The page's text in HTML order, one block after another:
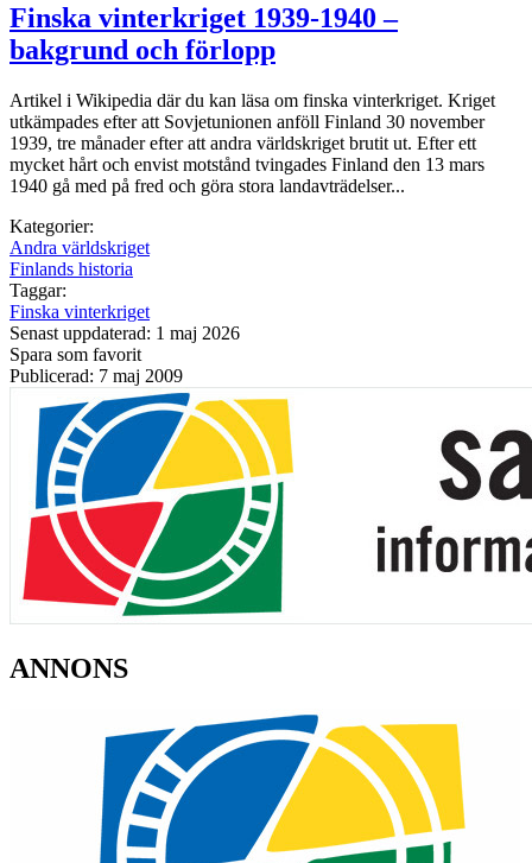
Finska vinterkriget 1939-1940 –
bakgrund och förlopp
Artikel i Wikipedia där du kan läsa om finska vinterkriget. Kriget
utkämpades efter att Sovjetunionen anföll Finland 30 november
1939, tre månader efter att andra världskriget brutit ut. Efter ett
mycket hårt och envist motstånd tvingades Finland den 13 mars
1940 gå med på fred och göra stora landavträdelser...
Kategorier:
Andra världskriget
Finlands historia
Taggar:
Finska vinterkriget
Senast uppdaterad: 1 maj 2026
Spara som favorit
Publicerad: 7 maj 2009
ANNONS